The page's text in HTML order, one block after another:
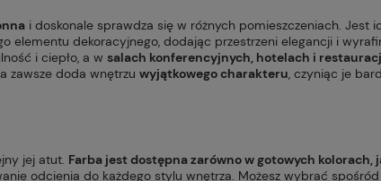
i doskonale sprawdza się w różnych pomieszczeniach. Jest
elementu dekoracyjnego, dodając przestrzeni elegancji i
i ciepło, a w salach konferencyjnych, hotelach i
zawsze doda wnętrzu wyjątkowego charakteru, czyniąc je
jej atut. Farba jest dostępna zarówno w gotowych kolorach,
odcienia do każdego stylu wnętrza. Możesz wybrać spośród